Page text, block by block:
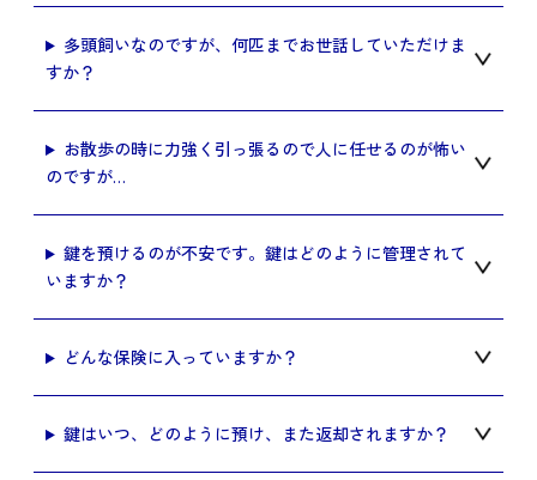
多頭飼いなのですが、何匹までお世話していただけま
すか？
お散歩の時に力強く引っ張るので人に任せるのが怖い
のですが…
鍵を預けるのが不安です。鍵はどのように管理されて
いますか？
どんな保険に入っていますか？
鍵はいつ、どのように預け、また返却されますか？